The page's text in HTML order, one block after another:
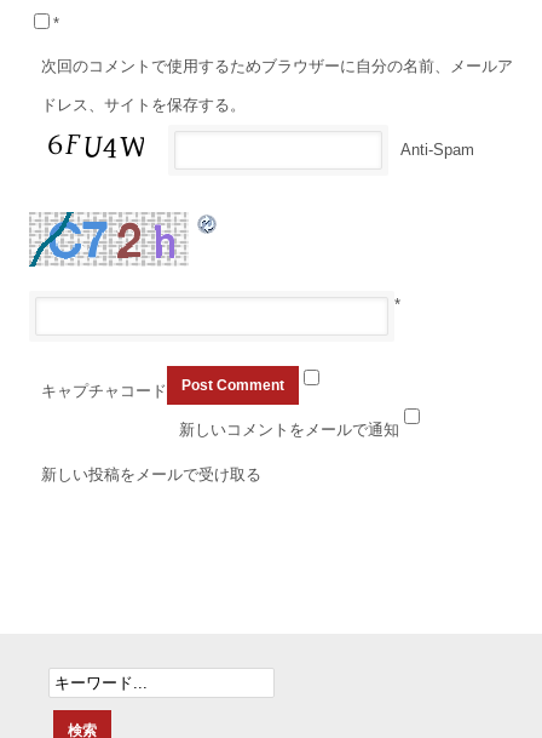
次回のコメントで使用するためブラウザーに自分の名前、メールア
ドレス、サイトを保存する。
Anti-Spam
*
キャプチャコード
*
新しいコメントをメールで通知
新しい投稿をメールで受け取る